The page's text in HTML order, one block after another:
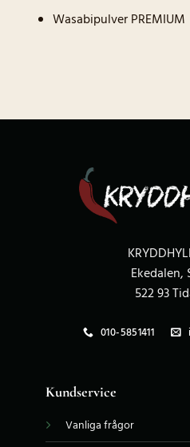
Wasabipulver PREMIUM
Ekedalen,
522 93
010-5851411
Kundservice
Vanliga frågor